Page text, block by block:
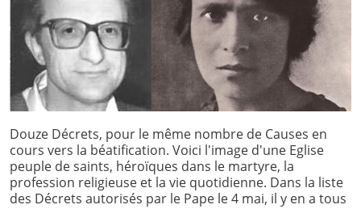
Douze Décrets, pour le même nombre de Causes en
cours vers la béatification. Voici l'image d'une Eglise
peuple de saints, héroïques dans le martyre, la
profession religieuse et la vie quotidienne. Dans la liste
des Décrets autorisés par le Pape le 4 mai, il y en a tous